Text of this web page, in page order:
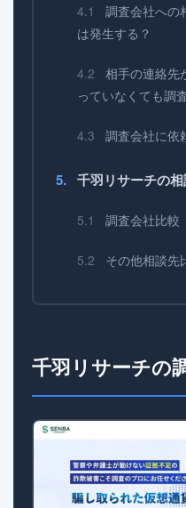
調査会社への
は発生する？
相手の連絡先
っていなくても調
調査会社に依
千羽リサーチの
調査会社比較
その他相談先
千羽リサーチの